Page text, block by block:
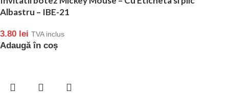
Albastru – IBE-21
3.80 lei TVA inclus
Adaugă în coș